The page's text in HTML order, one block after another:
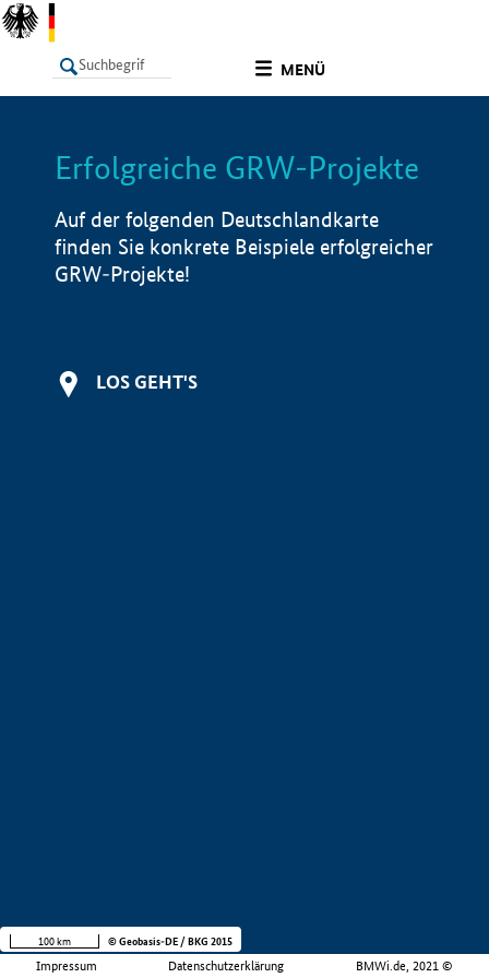
MENÜ
LISTE Info
Erfolgreiche GRW-Projekte
Auf der folgenden Deutschlandkarte
finden Sie konkrete Beispiele erfolgreicher
GRW-Projekte!
LOS GEHT'S
Impressum Datenschutzerklärung BMWi.de, 2021 ©
100 km © Geobasis-DE / BKG 2015